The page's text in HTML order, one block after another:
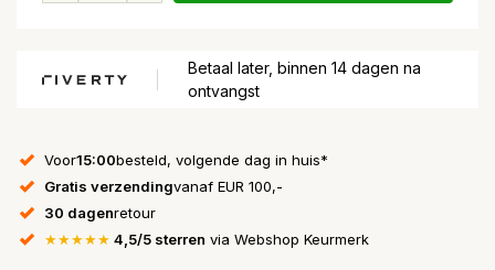
Betaal later, binnen 14 dagen na
ontvangst
Voor15:00besteld, volgende dag in huis*
Gratis verzendingvanaf EUR 100,-
30 dagenretour
★★★★★ 4,5/5 sterren via Webshop Keurmerk